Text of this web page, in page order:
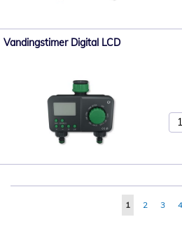
Vandingstimer Digital LCD
Side
Du
1 Side
2 Side
3 4